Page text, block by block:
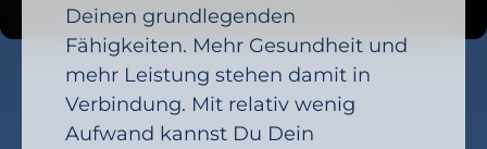
Deinen grundlegenden
Fähigkeiten. Mehr Gesundheit und
mehr Leistung stehen damit in
Verbindung. Mit relativ wenig
Aufwand kannst Du Dein